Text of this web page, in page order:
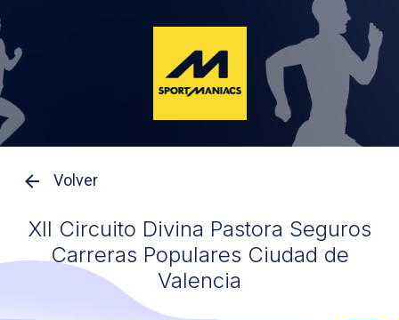
Volver
XII Circuito Divina Pastora Seguros
Carreras Populares Ciudad de
Valencia